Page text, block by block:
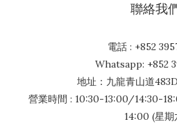
聯絡我
電話 : +852
Whatsapp: +852
地址：九龍青山道
營業時間 : 10:30-13:00/14:30-
14:00 (星期